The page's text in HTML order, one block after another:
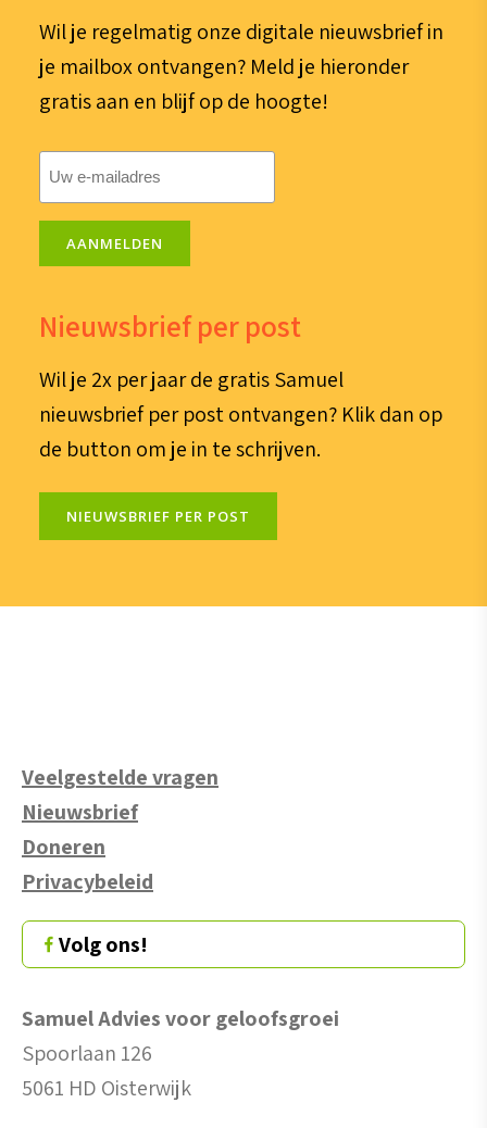
Wil je regelmatig onze digitale nieuwsbrief in
je mailbox ontvangen? Meld je hieronder
gratis aan en blijf op de hoogte!
AANMELDEN
Nieuwsbrief per post
Wil je 2x per jaar de gratis Samuel
nieuwsbrief per post ontvangen? Klik dan op
de button om je in te schrijven.
NIEUWSBRIEF PER POST
Veelgestelde vragen
Nieuwsbrief
Doneren
Privacybeleid
Volg ons!
Samuel Advies voor geloofsgroei
Spoorlaan 126
5061 HD Oisterwijk